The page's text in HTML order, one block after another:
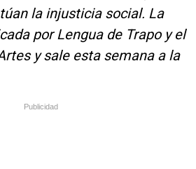
la injusticia social. La
por Lengua de Trapo y el
y sale esta semana a la
Publicidad